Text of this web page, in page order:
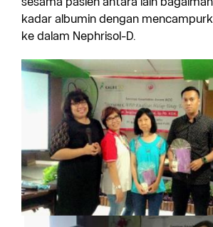
kadar albumin dengan
ke dalam Nephrisol-D.